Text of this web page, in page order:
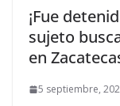
¡Fue
sujeto
en
5 septiembre,